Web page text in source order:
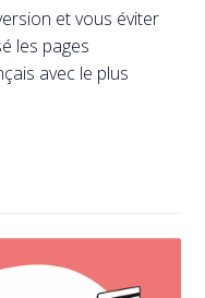
et vous éviter
les pages
avec le plus